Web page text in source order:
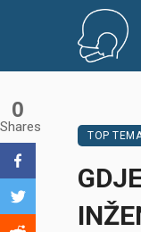
TOP
0
Shares